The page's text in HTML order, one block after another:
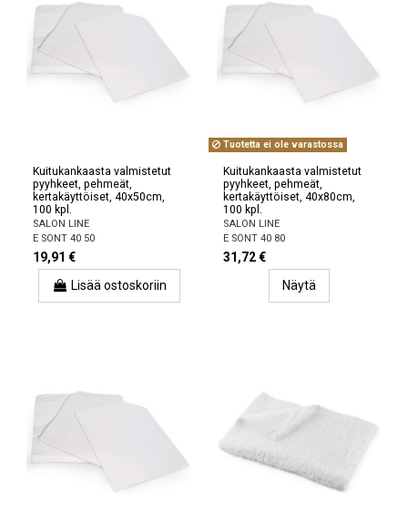
Kuitukankaasta valmistetut
pyyhkeet, pehmeät,
kertakäyttöiset, 40x50cm,
100 kpl.
SALON LINE
E SONT 40 50
19,91 €
Lisää ostoskoriin
Tuotetta ei ole varastossa
Kuitukankaasta valmistetut
pyyhkeet, pehmeät,
kertakäyttöiset, 40x80cm,
100 kpl.
SALON LINE
E SONT 40 80
31,72 €
Näytä